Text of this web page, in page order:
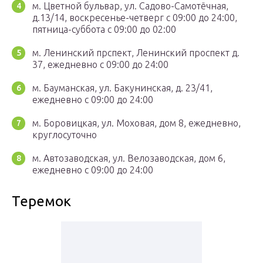
м. Цветной бульвар, ул. Садово-Самотёчная,
д.13/14, воскресенье-четверг с 09:00 до 24:00,
пятница-суббота с 09:00 до 02:00
м. Ленинский прспект, Ленинский проспект д.
37, ежедневно с 09:00 до 24:00
м. Бауманская, ул. Бакунинская, д. 23/41,
ежедневно с 09:00 до 24:00
м. Боровицкая, ул. Моховая, дом 8, ежедневно,
круглосуточно
м. Автозаводская, ул. Велозаводская, дом 6,
ежедневно с 09:00 до 24:00
Теремок